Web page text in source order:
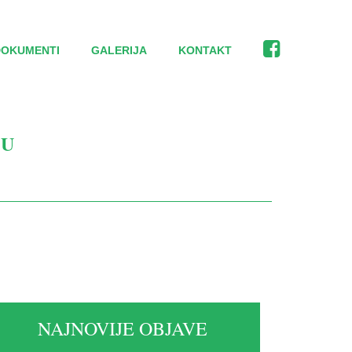
GALERIJA KONTAKT
NAJNOVIJE OBJAVE